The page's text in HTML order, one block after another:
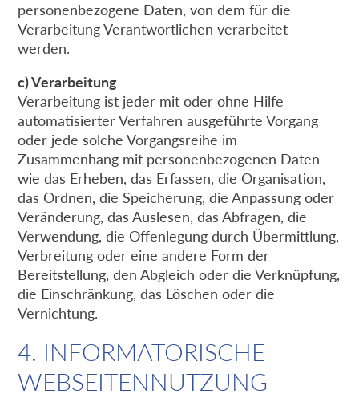
personenbezogene Daten, von dem für die
Verarbeitung Verantwortlichen verarbeitet
werden.
c) Verarbeitung
Verarbeitung ist jeder mit oder ohne Hilfe
automatisierter Verfahren ausgeführte Vorgang
oder jede solche Vorgangsreihe im
Zusammenhang mit personenbezogenen Daten
wie das Erheben, das Erfassen, die Organisation,
das Ordnen, die Speicherung, die Anpassung oder
Veränderung, das Auslesen, das Abfragen, die
Verwendung, die Offenlegung durch Übermittlung,
Verbreitung oder eine andere Form der
Bereitstellung, den Abgleich oder die Verknüpfung,
die Einschränkung, das Löschen oder die
Vernichtung.
4. INFORMATORISCHE
WEBSEITENNUTZUNG